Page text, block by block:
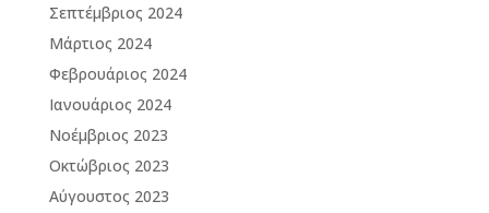
Σεπτέμβριος 2024
Μάρτιος 2024
Φεβρουάριος 2024
Ιανουάριος 2024
Νοέμβριος 2023
Οκτώβριος 2023
Αύγουστος 2023